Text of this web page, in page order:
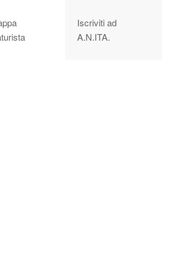
Iscriviti ad
A.N.ITA.